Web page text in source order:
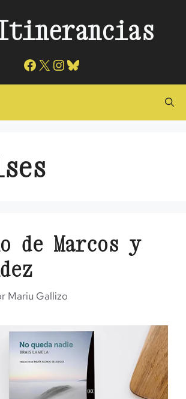
Facebook
X Instagram
Bluesky
de Marcos y
Mariu Gallizo